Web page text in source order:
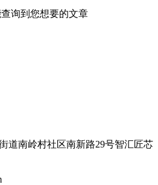
询到您想要的文章
道南岭村社区南新路29号智汇匠芯